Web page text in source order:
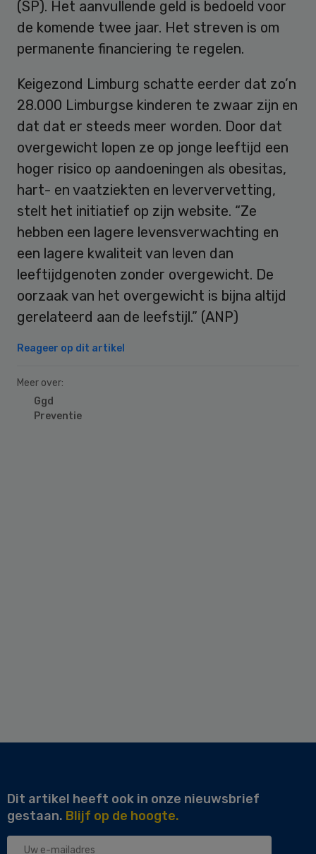
(SP). Het aanvullende geld is bedoeld voor
de komende twee jaar. Het streven is om
permanente financiering te regelen.
Keigezond Limburg schatte eerder dat zo’n
28.000 Limburgse kinderen te zwaar zijn en
dat dat er steeds meer worden. Door dat
overgewicht lopen ze op jonge leeftijd een
hoger risico op aandoeningen als obesitas,
hart- en vaatziekten en leververvetting,
stelt het initiatief op zijn website. “Ze
hebben een lagere levensverwachting en
een lagere kwaliteit van leven dan
leeftijdgenoten zonder overgewicht. De
oorzaak van het overgewicht is bijna altijd
gerelateerd aan de leefstijl.” (ANP)
Reageer op dit artikel
Meer over:
Ggd
Preventie
Dit artikel heeft ook in onze nieuwsbrief
gestaan. Blijf op de hoogte.
Uw